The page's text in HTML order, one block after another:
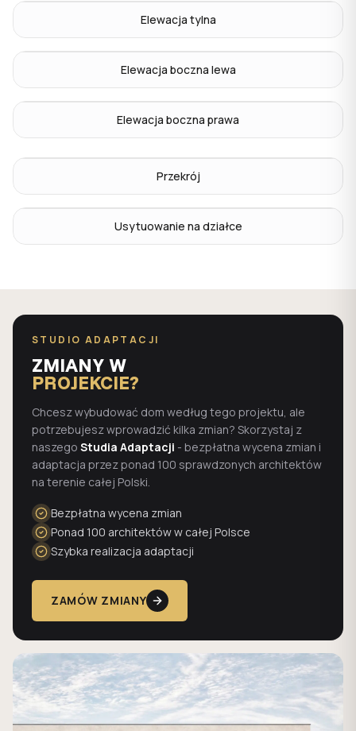
Elewacja tylna
Elewacja boczna lewa
Elewacja boczna prawa
Przekrój
Usytuowanie na działce
STUDIO ADAPTACJI
ZMIANY W
PROJEKCIE?
Chcesz wybudować dom według tego projektu, ale
potrzebujesz wprowadzić kilka zmian? Skorzystaj z
naszego Studia Adaptacji - bezpłatna wycena zmian i
adaptacja przez ponad 100 sprawdzonych architektów
na terenie całej Polski.
Bezpłatna wycena zmian
Ponad 100 architektów w całej Polsce
Szybka realizacja adaptacji
ZAMÓW ZMIANY